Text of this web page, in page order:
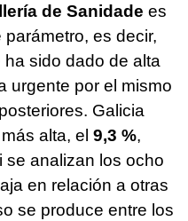
de Sanidade es
es decir,
sido dado de alta
urgente por el mismo
Galicia
alta, el 9,3 %,
se analizan los ocho
en relación a otras
se produce entre los